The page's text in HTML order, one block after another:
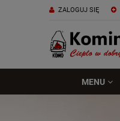
ZALOGUJ SIĘ
MENU